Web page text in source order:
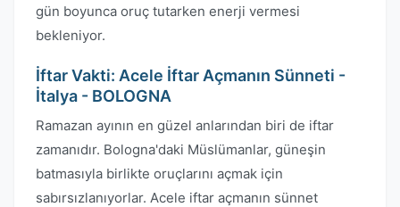
gün boyunca oruç tutarken enerji vermesi
bekleniyor.
İftar Vakti: Acele İftar Açmanın Sünneti -
İtalya - BOLOGNA
Ramazan ayının en güzel anlarından biri de iftar
zamanıdır. Bologna'daki Müslümanlar, güneşin
batmasıyla birlikte oruçlarını açmak için
sabırsızlanıyorlar. Acele iftar açmanın sünnet